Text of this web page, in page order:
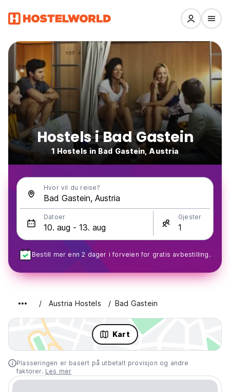
Hostels i Bad Gastein
1 Hostels in Bad Gastein, Austria
Hvor vil du reise?
Datoer Gjester
Bestill mer enn 2 dager i forveien for gratis avbestilling.
Austria Hostels Bad Gastein
Kart
Plasseringen er basert på utbetalt provisjon og andre
faktorer. Les mer